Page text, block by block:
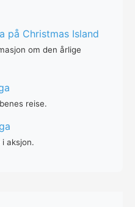
på Christmas Island
om den årlige
reise.
aksjon.